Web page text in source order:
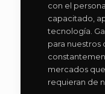
con el
capacitado,
tecnología.
para nuestros
mercados
requieran de